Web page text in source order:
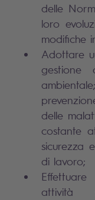
delle
loro
modifiche
Adottare
gestione
delle
costante
sicurezza
di lavoro;
attività